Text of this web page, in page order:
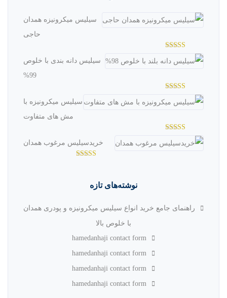
سیلیس میکرونیزه همدان
حاجی
3.04 از
سیلیس دانه بندی با خلوص
99%
2.98 از
سیلیس میکرونیزه با
مش های متفاوت
2.97از
خریدسیلیس مرغوب همدان
نوشته‌های تازه
راهنمای جامع خرید انواع سیلیس میکرونیزه و پودری همدان
با خلوص بالا
hamedanhaji contact form
hamedanhaji contact form
hamedanhaji contact form
hamedanhaji contact form